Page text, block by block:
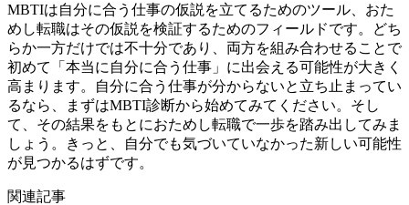
MBTIは自分に合う仕事の仮説を立てるためのツール、おた
めし転職はその仮説を検証するためのフィールドです。どち
らか一方だけでは不十分であり、両方を組み合わせることで
初めて「本当に自分に合う仕事」に出会える可能性が大きく
高まります。自分に合う仕事が分からないと立ち止まってい
るなら、まずはMBTI診断から始めてみてください。そし
て、その結果をもとにおためし転職で一歩を踏み出してみま
しょう。きっと、自分でも気づいていなかった新しい可能性
が見つかるはずです。
関連記事